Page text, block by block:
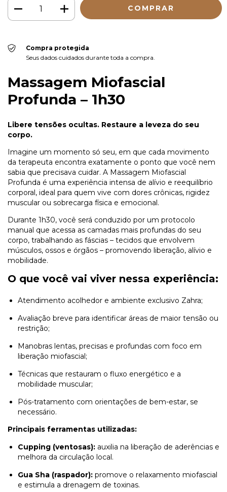
Compra protegida
Seus dados cuidados durante toda a compra.
Massagem Miofascial
Profunda – 1h30
Libere tensões ocultas. Restaure a leveza do seu
corpo.
Imagine um momento só seu, em que cada movimento
da terapeuta encontra exatamente o ponto que você nem
sabia que precisava cuidar. A Massagem Miofascial
Profunda é uma experiência intensa de alívio e reequilíbrio
corporal, ideal para quem vive com dores crônicas, rigidez
muscular ou sobrecarga física e emocional.
Durante 1h30, você será conduzido por um protocolo
manual que acessa as camadas mais profundas do seu
corpo, trabalhando as fáscias – tecidos que envolvem
músculos, ossos e órgãos – promovendo liberação, alívio e
mobilidade.
O que você vai viver nessa experiência:
Atendimento acolhedor e ambiente exclusivo Zahra;
Avaliação breve para identificar áreas de maior tensão ou
restrição;
Manobras lentas, precisas e profundas com foco em
liberação miofascial;
Técnicas que restauram o fluxo energético e a
mobilidade muscular;
Pós-tratamento com orientações de bem-estar, se
necessário.
Principais ferramentas utilizadas:
Cupping (ventosas): auxilia na liberação de aderências e
melhora da circulação local.
Gua Sha (raspador): promove o relaxamento miofascial
e estimula a drenagem de toxinas.